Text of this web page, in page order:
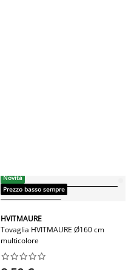
Novità
Prezzo basso sempre
HVITMAURE
Tovaglia HVITMAURE Ø160 cm
multicolore





